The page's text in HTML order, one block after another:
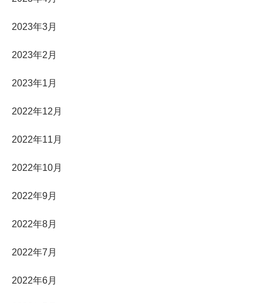
2023年3月
2023年2月
2023年1月
2022年12月
2022年11月
2022年10月
2022年9月
2022年8月
2022年7月
2022年6月